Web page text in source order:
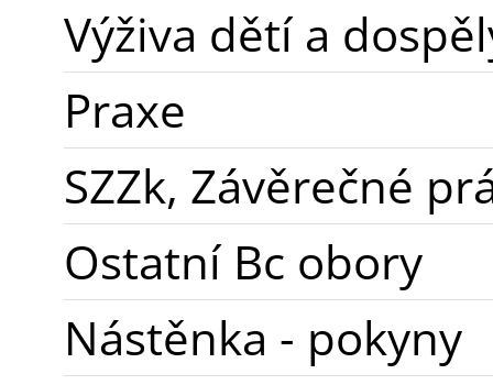
Výživa dětí a
Praxe
SZZk, Závěrečné
Ostatní Bc obory
Nástěnka - pokyny